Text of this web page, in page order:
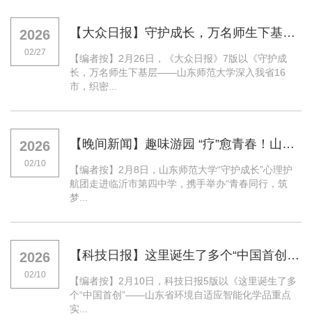
2026
02/27
【大众日报】守护成长，万名师生下基层——山东师范大学深入我省16市，织密心理健康防护网
【编者按】2月26日，《大众日报》7版以《守护成
长，万名师生下基层——山东师范大学深入我省16
市，织密...
2026
02/10
【晚间新闻】趣味游园 “疗”愈青春！山东师范大学心理护航团走进临沂
【编者按】2月8日，山东师范大学“守护成长”心理护
航团走进临沂市第四中学，携手举办“青春同行，筑
梦...
2026
02/10
【科技日报】这里诞生了多个“中国首创”——山东省环境自适应智能化学品重点实验室成果集萃
【编者按】2月10日，科技日报5版以《这里诞生了多
个“中国首创”——山东省环境自适应智能化学品重点
实...